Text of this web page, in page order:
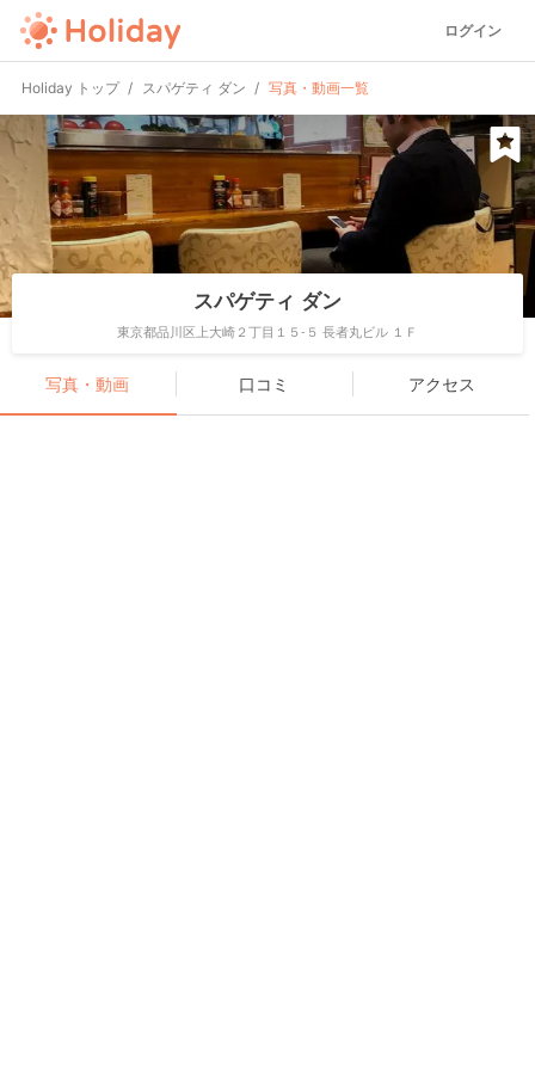
ログイン
Holiday トップ スパゲティ ダン 写真・動画一覧
スパゲティ ダン
東京都品川区上大崎２丁目１５-５ 長者丸ビル １Ｆ
写真・動画 口コミ アクセス